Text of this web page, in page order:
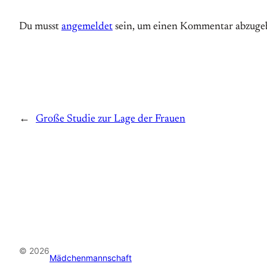
Du musst angemeldet sein, um einen Kommentar
← Große Studie zur Lage der Frauen
© 2026
Mädchenmannschaft